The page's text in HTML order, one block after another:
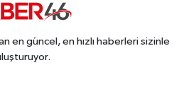
en güncel, en hızlı haberleri sizinle